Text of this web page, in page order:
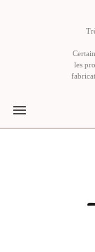
les
